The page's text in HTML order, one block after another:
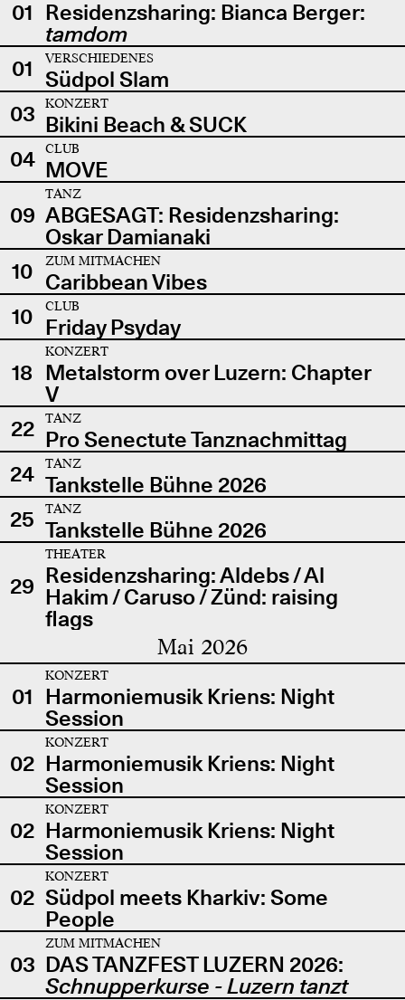
01 Residenzsharing: Bianca Berger:
tamdom
01
VERSCHIEDENES
Südpol Slam
03
KONZERT
Bikini Beach & SUCK
04
CLUB
MOVE
09
TANZ
ABGESAGT: Residenzsharing:
Oskar Damianaki
10
ZUM MITMACHEN
Caribbean Vibes
10
CLUB
Friday Psyday
18
KONZERT
Metalstorm over Luzern: Chapter
V
22
TANZ
Pro Senectute Tanznachmittag
24
TANZ
Tankstelle Bühne 2026
25
TANZ
Tankstelle Bühne 2026
29
THEATER
Residenzsharing: Aldebs / Al
Hakim / Caruso / Zünd: raising
flags
Mai 2026
01
KONZERT
Harmoniemusik Kriens: Night
Session
02
KONZERT
Harmoniemusik Kriens: Night
Session
02
KONZERT
Harmoniemusik Kriens: Night
Session
02
KONZERT
Südpol meets Kharkiv: Some
People
03
ZUM MITMACHEN
DAS TANZFEST LUZERN 2026:
Schnupperkurse - Luzern tanzt